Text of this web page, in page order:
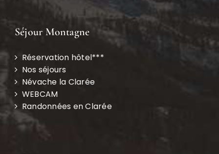
Séjour Montagne
Réservation hôtel***
Nos séjours
Névache la Clarée
WEBCAM
Randonnées en Clarée